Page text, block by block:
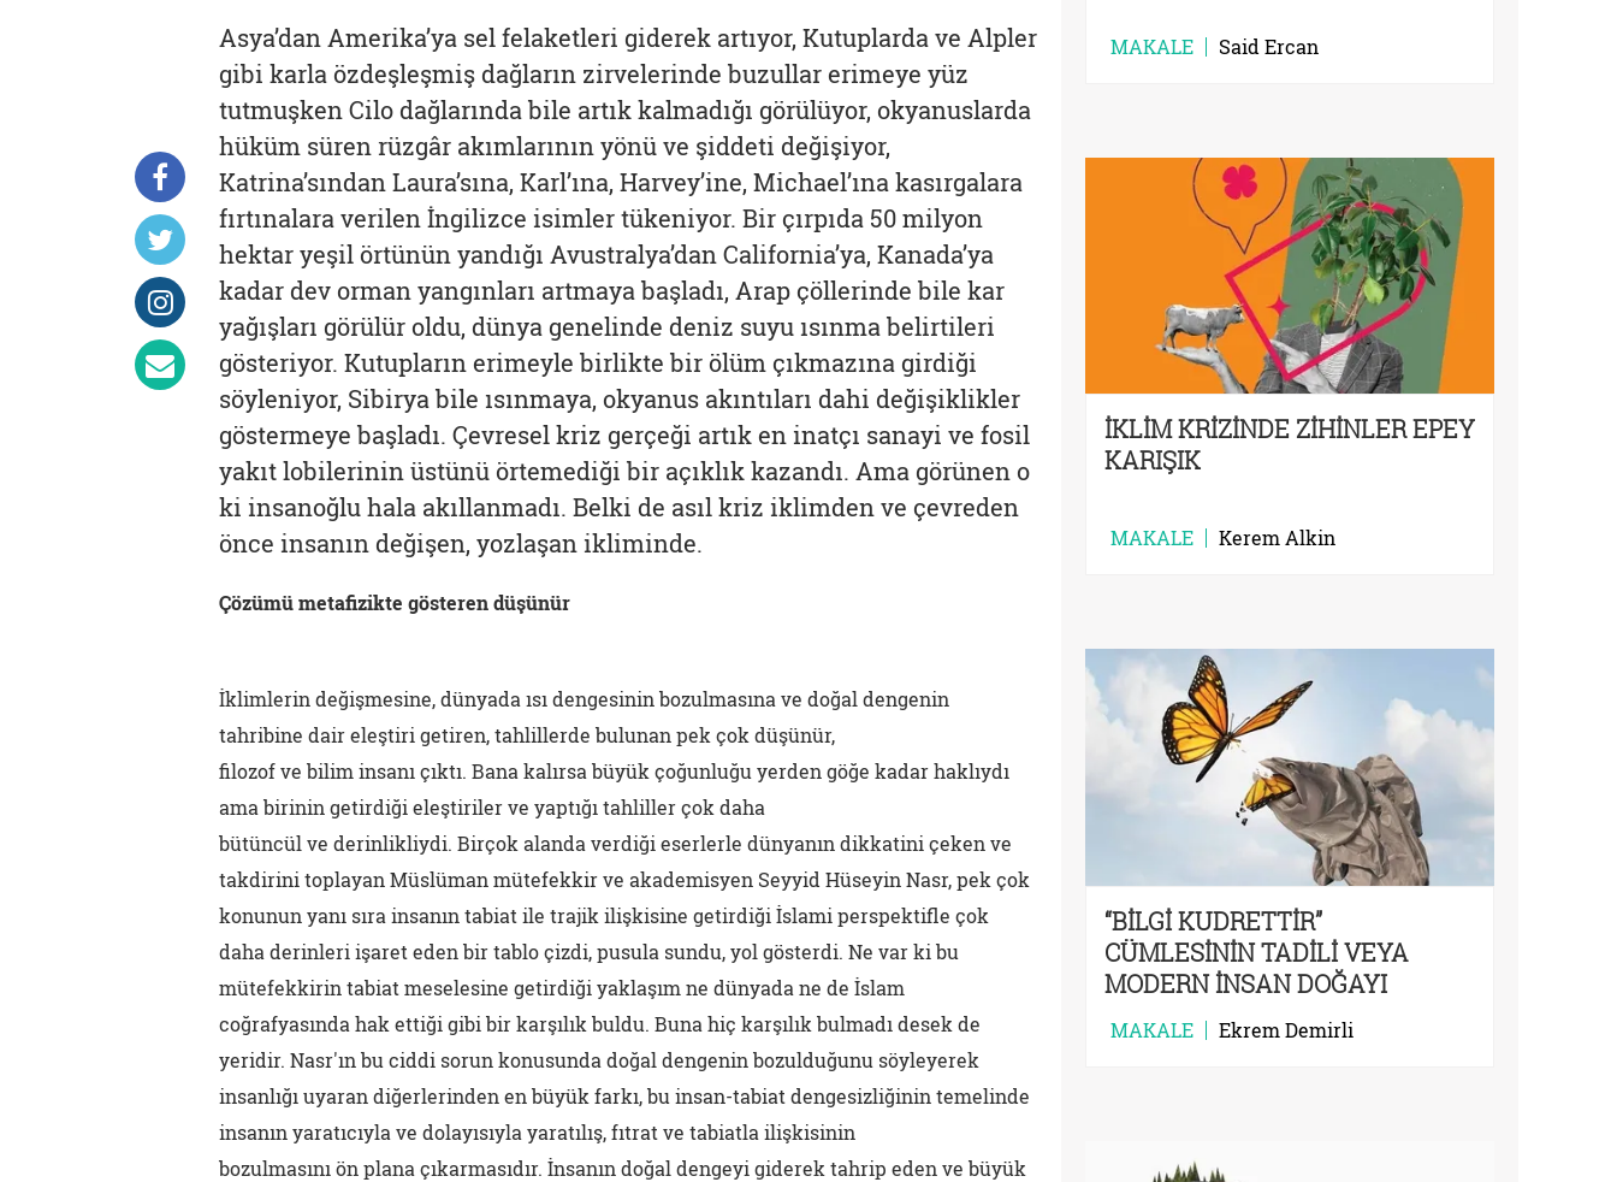
Asya’dan Amerika’ya sel felaketleri giderek artıyor, Kutuplarda ve Alpler
gibi karla özdeşleşmiş dağların zirvelerinde buzullar erimeye yüz
tutmuşken Cilo dağlarında bile artık kalmadığı görülüyor, okyanuslarda
hüküm süren rüzgâr akımlarının yönü ve şiddeti değişiyor,
Katrina’sından Laura’sına, Karl’ına, Harvey’ine, Michael’ına kasırgalara
fırtınalara verilen İngilizce isimler tükeniyor. Bir çırpıda 50 milyon
hektar yeşil örtünün yandığı Avustralya’dan California’ya, Kanada’ya
kadar dev orman yangınları artmaya başladı, Arap çöllerinde bile kar
yağışları görülür oldu, dünya genelinde deniz suyu ısınma belirtileri
gösteriyor. Kutupların erimeyle birlikte bir ölüm çıkmazına girdiği
söyleniyor, Sibirya bile ısınmaya, okyanus akıntıları dahi değişiklikler
göstermeye başladı. Çevresel kriz gerçeği artık en inatçı sanayi ve fosil
yakıt lobilerinin üstünü örtemediği bir açıklık kazandı. Ama görünen o
ki insanoğlu hala akıllanmadı. Belki de asıl kriz iklimden ve çevreden
önce insanın değişen, yozlaşan ikliminde.
Çözümü metafizikte gösteren düşünür
İklimlerin değişmesine, dünyada ısı dengesinin bozulmasına ve doğal dengenin
tahribine dair eleştiri getiren, tahlillerde bulunan pek çok düşünür,
filozof ve bilim insanı çıktı. Bana kalırsa büyük çoğunluğu yerden göğe kadar haklıydı
ama birinin getirdiği eleştiriler ve yaptığı tahliller çok daha
bütüncül ve derinlikliydi. Birçok alanda verdiği eserlerle dünyanın dikkatini çeken ve
takdirini toplayan Müslüman mütefekkir ve akademisyen Seyyid Hüseyin Nasr, pek çok
konunun yanı sıra insanın tabiat ile trajik ilişkisine getirdiği İslami perspektifle çok
daha derinleri işaret eden bir tablo çizdi, pusula sundu, yol gösterdi. Ne var ki bu
mütefekkirin tabiat meselesine getirdiği yaklaşım ne dünyada ne de İslam
coğrafyasında hak ettiği gibi bir karşılık buldu. Buna hiç karşılık bulmadı desek de
yeridir. Nasr'ın bu ciddi sorun konusunda doğal dengenin bozulduğunu söyleyerek
insanlığı uyaran diğerlerinden en büyük farkı, bu insan-tabiat dengesizliğinin temelinde
insanın yaratıcıyla ve dolayısıyla yaratılış, fıtrat ve tabiatla ilişkisinin
bozulmasını ön plana çıkarmasıdır. İnsanın doğal dengeyi giderek tahrip eden ve büyük
MAKALE Said Ercan
İKLİM KRİZİNDE ZİHİNLER EPEY
KARIŞIK
MAKALE Kerem Alkin
“BİLGİ KUDRETTİR”
CÜMLESİNİN TADİLİ VEYA
MODERN İNSAN DOĞAYI
TAHRİP ETMEKTEN PİŞMAN
MİDİR?
MAKALE Ekrem Demirli